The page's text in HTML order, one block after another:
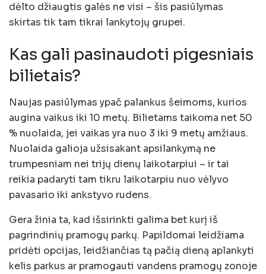
dėlto džiaugtis galės ne visi – šis pasiūlymas
skirtas tik tam tikrai lankytojų grupei.
Kas gali pasinaudoti pigesniais
bilietais?
Naujas pasiūlymas ypač palankus šeimoms, kurios
augina vaikus iki 10 metų. Bilietams taikoma net 50
% nuolaida, jei vaikas yra nuo 3 iki 9 metų amžiaus.
Nuolaida galioja užsisakant apsilankymą ne
trumpesniam nei trijų dienų laikotarpiui – ir tai
reikia padaryti tam tikru laikotarpiu nuo vėlyvo
pavasario iki ankstyvo rudens.
Gera žinia ta, kad išsirinkti galima bet kurį iš
pagrindinių pramogų parkų. Papildomai leidžiama
pridėti opcijas, leidžiančias tą pačią dieną aplankyti
kelis parkus ar pramogauti vandens pramogų zonoje